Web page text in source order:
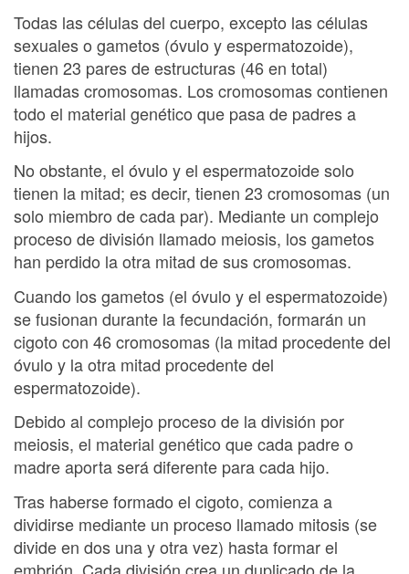
Todas las células del cuerpo, excepto las células
sexuales o gametos (óvulo y espermatozoide),
tienen 23 pares de estructuras (46 en total)
llamadas cromosomas. Los cromosomas contienen
todo el material genético que pasa de padres a
hijos.
No obstante, el óvulo y el espermatozoide solo
tienen la mitad; es decir, tienen 23 cromosomas (un
solo miembro de cada par). Mediante un complejo
proceso de división llamado meiosis, los gametos
han perdido la otra mitad de sus cromosomas.
Cuando los gametos (el óvulo y el espermatozoide)
se fusionan durante la fecundación, formarán un
cigoto con 46 cromosomas (la mitad procedente del
óvulo y la otra mitad procedente del
espermatozoide).
Debido al complejo proceso de la división por
meiosis, el material genético que cada padre o
madre aporta será diferente para cada hijo.
Tras haberse formado el cigoto, comienza a
dividirse mediante un proceso llamado mitosis (se
divide en dos una y otra vez) hasta formar el
embrión. Cada división crea un duplicado de la